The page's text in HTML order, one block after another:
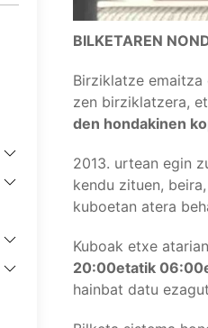
BILKETAREN
Birziklatze emaitza
zen birziklatzera,
den hondakinen
2013. urtean egin
kendu zituen,
kuboetan atera
Kuboak etxe
20:00etatik
hainbat datu